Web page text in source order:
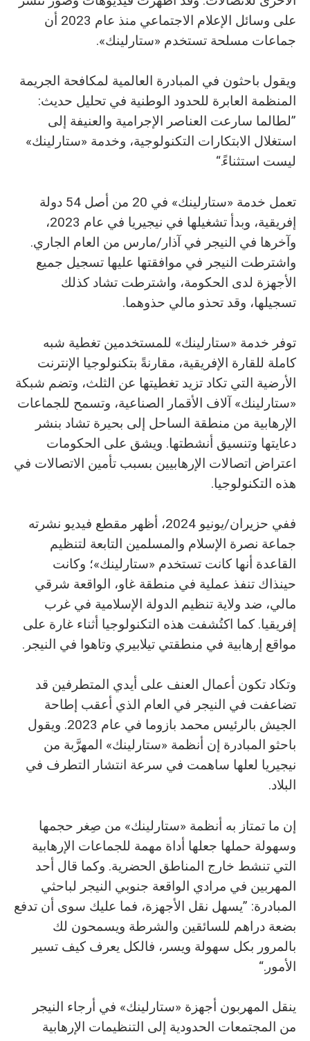
على وسائل الإعلام الاجتماعي منذ عام 2023 أن
جماعات مسلحة تستخدم «ستارلينك».
ويقول باحثون في المبادرة العالمية لمكافحة الجريمة
المنظمة العابرة للحدود الوطنية في تحليل حديث:
”لطالما سارعت العناصر الإجرامية والعنيفة إلى
استغلال الابتكارات التكنولوجية، وخدمة «ستارلينك»
ليست استثناءً.“
تعمل خدمة «ستارلينك» في 20 من أصل 54 دولة
إفريقية، وبدأ تشغيلها في نيجيريا في عام 2023،
وآخرها في النيجر في آذار/مارس من العام الجاري.
واشترطت النيجر في موافقتها عليها تسجيل جميع
الأجهزة لدى الحكومة، واشترطت تشاد كذلك
تسجيلها، وقد تحذو مالي حذوهما.
توفر خدمة «ستارلينك» للمستخدمين تغطية شبه
كاملة للقارة الإفريقية، مقارنةً بتكنولوجيا الإنترنت
الأرضية التي تكاد تزيد تغطيتها عن الثلث، وتضم شبكة
«ستارلينك» آلاف الأقمار الصناعية، وتسمح للجماعات
الإرهابية من منطقة الساحل إلى بحيرة تشاد بنشر
دعايتها وتنسيق أنشطتها. ويشق على الحكومات
اعتراض اتصالات الإرهابيين بسبب تأمين الاتصالات في
هذه التكنولوجيا.
ففي حزيران/يونيو 2024، أظهر مقطع فيديو نشرته
جماعة نصرة الإسلام والمسلمين التابعة لتنظيم
القاعدة أنها كانت تستخدم «ستارلينك»؛ وكانت
حينذاك تنفذ عملية في منطقة غاو، الواقعة شرقي
مالي، ضد ولاية تنظيم الدولة الإسلامية في غرب
إفريقيا. كما اكتُشفت هذه التكنولوجيا أثناء غارة على
مواقع إرهابية في منطقتي تيلابيري وتاهوا في النيجر.
وتكاد تكون أعمال العنف على أيدي المتطرفين قد
تضاعفت في النيجر في العام الذي أعقب إطاحة
الجيش بالرئيس محمد بازوما في عام 2023. ويقول
باحثو المبادرة إن أنظمة «ستارلينك» المهرَّبة من
نيجيريا لعلها ساهمت في سرعة انتشار التطرف في
البلاد.
إن ما تمتاز به أنظمة «ستارلينك» من صِغر حجمها
وسهولة حملها جعلها أداة مهمة للجماعات الإرهابية
التي تنشط خارج المناطق الحضرية. وكما قال أحد
المهربين في مرادي الواقعة جنوبي النيجر لباحثي
المبادرة: ”يسهل نقل الأجهزة، فما عليك سوى أن تدفع
بضعة دراهم للسائقين والشرطة ويسمحون لك
بالمرور بكل سهولة ويسر، فالكل يعرف كيف تسير
الأمور.“
ينقل المهربون أجهزة «ستارلينك» في أرجاء النيجر
من المجتمعات الحدودية إلى التنظيمات الإرهابية